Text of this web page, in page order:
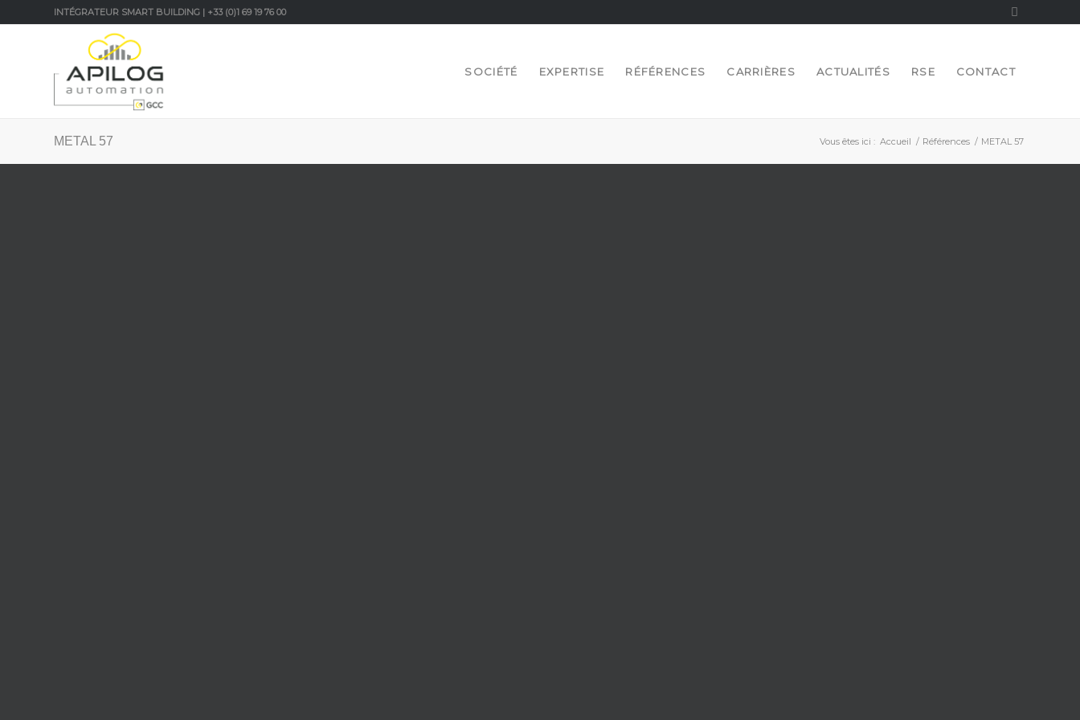
INTÉGRATEUR SMART BUILDING | +33 (0)1 69 19 76 00
SOCIÉTÉ EXPERTISE RÉFÉRENCES CARRIÈRES ACTUALITÉS RSE CONTACT
METAL 57 Vous êtes ici : Accueil / Références / METAL 57